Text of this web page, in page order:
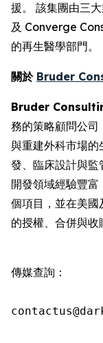
援。 該集團由三
及 Converge
的再生醫學部門。
關於 Bruder
Bruder
務的策略顧問公
與重建外科市場的
發、臨床設計與監
開發領域經驗豐
個項目，並在美國
的授權、合併與收
傳媒查詢：